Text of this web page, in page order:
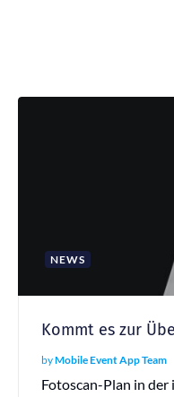
NEWS
Kommt es zur
byMobile Event App Team
Fotoscan-Plan in